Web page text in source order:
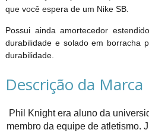
que você espera de um Nike SB.
Possui ainda amortecedor
durabilidade e solado em borracha
durabilidade.
Descrição da Marca
Phil Knight era aluno da
membro da equipe de atletismo.